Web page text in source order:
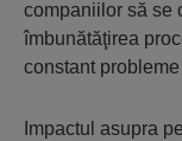
companiilor să se
îmbunătăţirea
constant
Impactul asupra